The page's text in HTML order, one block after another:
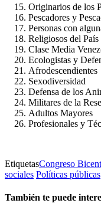
Originarios de los
Pescadores y
Personas con
Religiosos del País
Clase Media
Ecologistas y
Afrodescendientes
Sexodiversidad
Defensa de los
Militares de la
Adultos Mayores
Profesionales y
EtiquetasCongreso
sociales Políticas públicas
También te puede